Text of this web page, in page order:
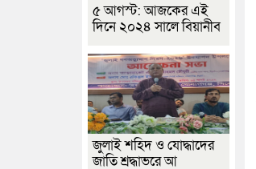
৫ আগস্ট: আজকের এই
দিনে ২০২৪ সালে বিয়ানীব
জুলাই শহিদ ও যোদ্ধাদের
জাতি শ্রদ্ধাভরে আ